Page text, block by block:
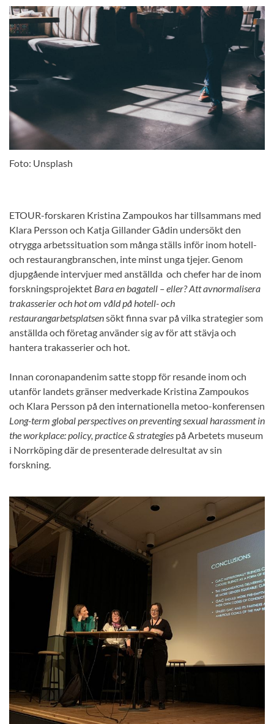
Foto: Unsplash
ETOUR-forskaren Kristina Zampoukos har tillsammans med
Klara Persson och Katja Gillander Gådin undersökt den
otrygga arbetssituation som många ställs inför inom hotell-
och restaurangbranschen, inte minst unga tjejer. Genom
djupgående intervjuer med anställda och chefer har de inom
forskningsprojektet Bara en bagatell – eller? Att avnormalisera
trakasserier och hot om våld på hotell- och
restaurangarbetsplatsensökt finna svar på vilka strategier som
anställda och företag använder sig av för att stävja och
hantera trakasserier och hot.
Innan coronapandenim satte stopp för resande inom och
utanför landets gränser medverkade Kristina Zampoukos
och Klara Persson på den internationella metoo-konferensen
Long-term global perspectives on preventing sexual harassment in
the workplace: policy, practice & strategies på Arbetets museum
i Norrköping där de presenterade delresultat av sin
forskning.